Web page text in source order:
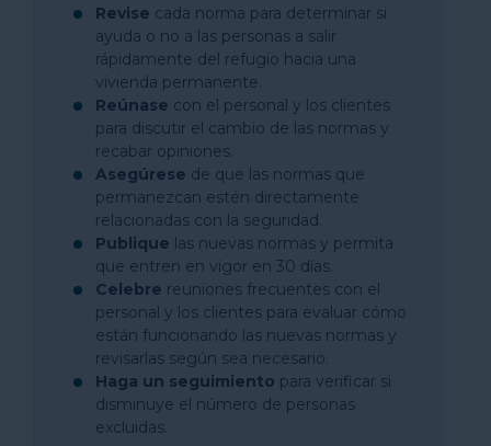
Revise cada norma para determinar si
ayuda o no a las personas a salir
rápidamente del refugio hacia una
vivienda permanente.
Reúnase con el personal y los clientes
para discutir el cambio de las normas y
recabar opiniones.
Asegúrese de que las normas que
permanezcan estén directamente
relacionadas con la seguridad.
Publique las nuevas normas y permita
que entren en vigor en 30 días.
Celebre reuniones frecuentes con el
personal y los clientes para evaluar cómo
están funcionando las nuevas normas y
revisarlas según sea necesario.
Haga un seguimiento para verificar si
disminuye el número de personas
excluidas.